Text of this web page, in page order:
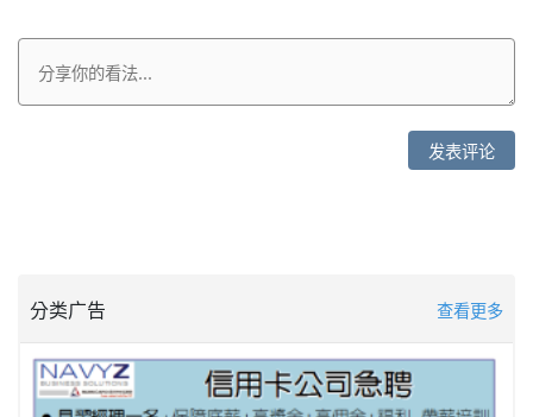
发表评论
分类广告 查看更多
美南新闻 - 防诈骗 ! 防诈骗 !